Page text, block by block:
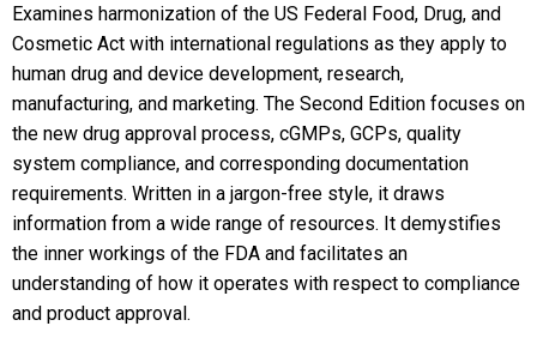
Examines harmonization of the US Federal Food, Drug, and
Cosmetic Act with international regulations as they apply to
human drug and device development, research,
manufacturing, and marketing. The Second Edition focuses on
the new drug approval process, cGMPs, GCPs, quality
system compliance, and corresponding documentation
requirements. Written in a jargon-free style, it draws
information from a wide range of resources. It demystifies
the inner workings of the FDA and facilitates an
understanding of how it operates with respect to compliance
and product approval.